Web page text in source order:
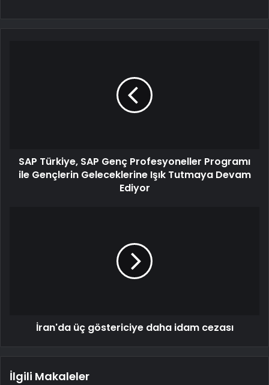
SAP Türkiye, SAP Genç Profesyoneller Programı
ile Gençlerin Geleceklerine Işık Tutmaya Devam
Ediyor
İran'da üç göstericiye daha idam cezası
İlgili Makaleler